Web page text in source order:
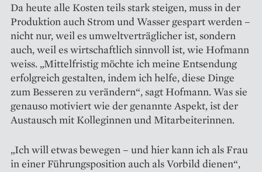
Da heute alle Kosten teils stark steigen, muss in der
Produktion auch Strom und Wasser gespart werden –
nicht nur, weil es umweltverträglicher ist, sondern
auch, weil es wirtschaftlich sinnvoll ist, wie Hofmann
weiss. „Mittelfristig möchte ich meine Entsendung
erfolgreich gestalten, indem ich helfe, diese Dinge
zum Besseren zu verändern“, sagt Hofmann. Was sie
genauso motiviert wie der genannte Aspekt, ist der
Austausch mit Kol­leginnen und Mitarbeiterinnen.
„Ich will etwas bewegen – und hier kann ich als Frau
in einer Führungsposition auch als Vorbild dienen“,